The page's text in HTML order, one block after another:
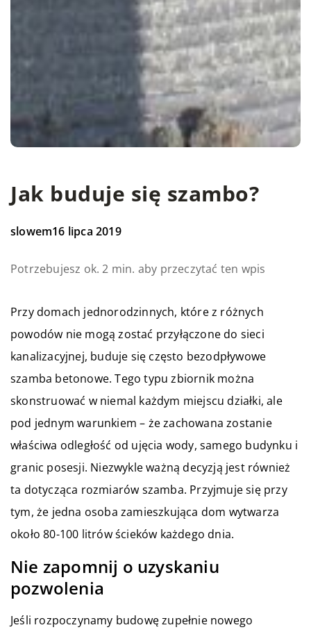
Jak buduje się szambo?
slowem16 lipca 2019
Potrzebujesz ok. 2 min. aby przeczytać ten wpis
Przy domach jednorodzinnych, które z różnych
powodów nie mogą zostać przyłączone do sieci
kanalizacyjnej, buduje się często bezodpływowe
szamba betonowe. Tego typu zbiornik można
skonstruować w niemal każdym miejscu działki, ale
pod jednym warunkiem – że zachowana zostanie
właściwa odległość od ujęcia wody, samego budynku i
granic posesji. Niezwykle ważną decyzją jest również
ta dotycząca rozmiarów szamba. Przyjmuje się przy
tym, że jedna osoba zamieszkująca dom wytwarza
około 80-100 litrów ścieków każdego dnia.
Nie zapomnij o uzyskaniu
pozwolenia
Jeśli rozpoczynamy budowę zupełnie nowego